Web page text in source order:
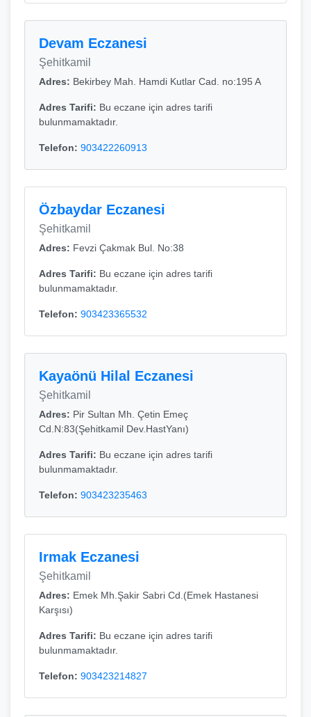
Devam Eczanesi
Şehitkamil
Adres: Bekirbey Mah. Hamdi Kutlar Cad. no:195 A
Adres Tarifi: Bu eczane için adres tarifi
bulunmamaktadır.
Telefon: 903422260913
Özbaydar Eczanesi
Şehitkamil
Adres: Fevzi Çakmak Bul. No:38
Adres Tarifi: Bu eczane için adres tarifi
bulunmamaktadır.
Telefon: 903423365532
Kayaönü Hilal Eczanesi
Şehitkamil
Adres: Pir Sultan Mh. Çetin Emeç
Cd.N:83(Şehitkamil Dev.HastYanı)
Adres Tarifi: Bu eczane için adres tarifi
bulunmamaktadır.
Telefon: 903423235463
Irmak Eczanesi
Şehitkamil
Adres: Emek Mh.Şakir Sabri Cd.(Emek Hastanesi
Karşısı)
Adres Tarifi: Bu eczane için adres tarifi
bulunmamaktadır.
Telefon: 903423214827